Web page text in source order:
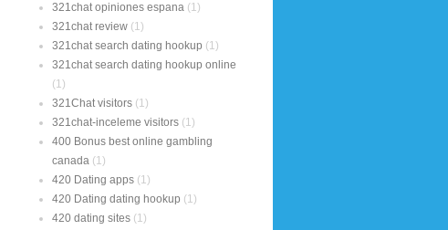
321chat opiniones espana (1)
321chat review (1)
321chat search dating hookup (1)
321chat search dating hookup online
(1)
321Chat visitors (1)
321chat-inceleme visitors (1)
400 Bonus best online gambling
canada (1)
420 Dating apps (1)
420 Dating dating hookup (1)
420 dating sites (1)